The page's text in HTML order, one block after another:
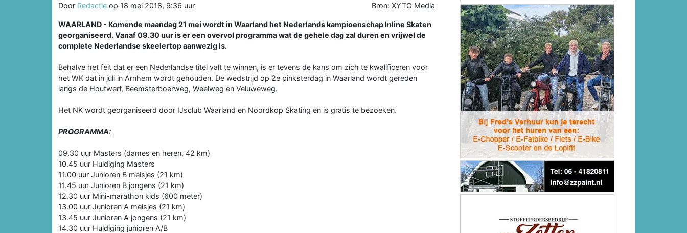
Door Redactie op 18 mei 2018, 9:36 uur Bron: XYTO Media
WAARLAND - Komende maandag 21 mei wordt in Waarland het Nederlands kampioenschap Inline Skaten
georganiseerd. Vanaf 09.30 uur is er een overvol programma wat de gehele dag zal duren en vrijwel de
complete Nederlandse skeelertop aanwezig is.
Behalve het feit dat er een Nederlandse titel valt te winnen, is er tevens de kans om zich te kwalificeren voor
het WK dat in juli in Arnhem wordt gehouden. De wedstrijd op 2e pinksterdag in Waarland wordt gereden
langs de Houtwerf, Beemsterboerweg, Weelweg en Veluweweg.
Het NK wordt georganiseerd door IJsclub Waarland en Noordkop Skating en is gratis te bezoeken.
PROGRAMMA:
09.30 uur Masters (dames en heren, 42 km)
10.45 uur Huldiging Masters
11.00 uur Junioren B meisjes (21 km)
11.45 uur Junioren B jongens (21 km)
12.30 uur Mini-marathon kids (600 meter)
13.00 uur Junioren A meisjes (21 km)
13.45 uur Junioren A jongens (21 km)
14.30 uur Huldiging junioren A/B